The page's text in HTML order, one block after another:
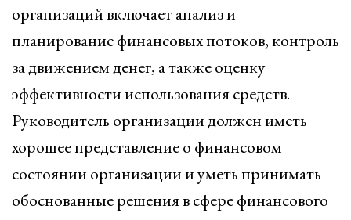
организаций включает анализ и
планирование финансовых потоков, контроль
за движением денег, а также оценку
эффективности использования средств.
Руководитель организации должен иметь
хорошее представление о финансовом
состоянии организации и уметь принимать
обоснованные решения в сфере финансового